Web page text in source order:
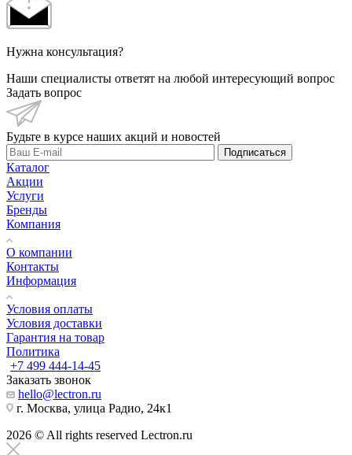
Нужна консультация?
Наши специалисты ответят на любой интересующий вопрос
Задать вопрос
Будьте в курсе наших акций и новостей
Подписаться
Каталог
Акции
Услуги
Бренды
Компания
О компании
Контакты
Информация
Условия оплаты
Условия доставки
Гарантия на товар
Политика
+7 499 444-14-45
Заказать звонок
hello@lectron.ru
г. Москва, улица Радио, 24к1
2026 © All rights reserved Lectron.ru